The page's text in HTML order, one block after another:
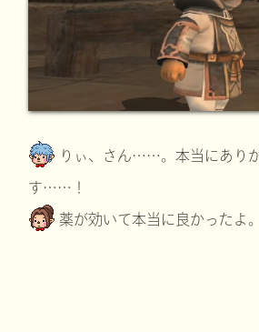
りぃ、さん……。本当にあり
す……！
薬が効いて本当に良かったよ。